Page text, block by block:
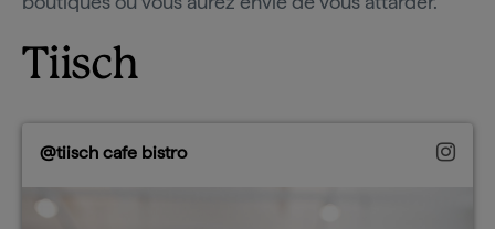
Tiisch
@tiisch cafe bistro